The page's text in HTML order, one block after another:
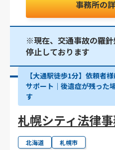
事務所の
※現在、交通事故の羅
停止しております
【大通駅徒歩1分】依頼者
サポート｜後遺症が残った
す
札幌シティ法律
北海道 札幌市